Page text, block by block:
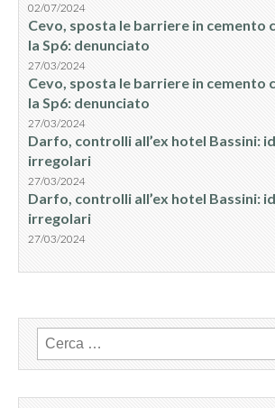
02/07/2024
Cevo, sposta le barriere in cemento
la Sp6: denunciato
27/03/2024
Cevo, sposta le barriere in cemento
la Sp6: denunciato
27/03/2024
Darfo, controlli all’ex hotel Bassini:
irregolari
27/03/2024
Darfo, controlli all’ex hotel Bassini:
irregolari
27/03/2024
Ricerca
per: